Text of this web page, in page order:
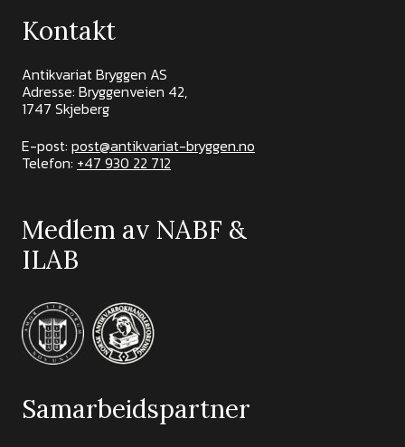
Kontakt
Antikvariat Bryggen AS
Adresse: Bryggenveien 42,
1747 Skjeberg
E-post: post@antikvariat-bryggen.no
Telefon: +47 930 22 712
Medlem av NABF &
ILAB
Samarbeidspartner